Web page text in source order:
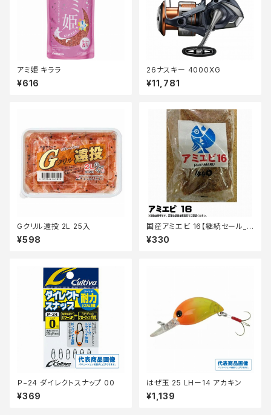
アミ姫 キララ
¥616
26ナスキー 4000XG
¥11,781
Gクリル遠投 2L 25入
¥598
国産アミエビ 16【継続セール_
エサ】
¥330
Ｐ−24 ダイレクトスナップ 00
¥369
はぜ玉 25 LHー14 アカキン
¥1,139